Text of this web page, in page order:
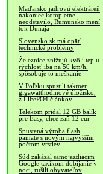
Maďarsko jadrovú elektráreň
nakoniec kompletne
neodstavilo, Rumunsko mení
tok Dunaja
Slovensko.sk má opäť
technické problémy
Železnice znižujú kvôli teplu
rýchlosť iba na 50 km/h,
spôsobuje to meškanie
V Poľsku spustili takmer
gigawatthodinové úložisko,
z LiFePO4 článkov
Telekom pridal 12 GB balík
pre Easy, chce zaň 12 eur
Spustená výroba flash
pamäte s novým najvyšším
počtom vrstiev
Súd zakázal samojazdiacim
Google taxíkom dobíjanie v
noci, rušili obyvateľov